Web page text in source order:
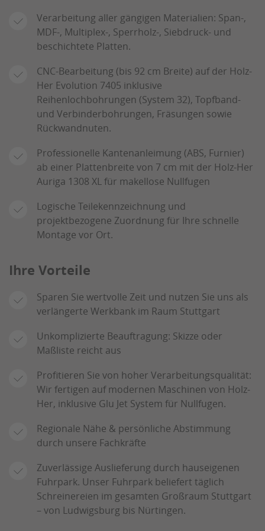
Verarbeitung aller gängigen Materialien: Span-,
MDF-, Multiplex-, Sperrholz-, Siebdruck- und
beschichtete Platten.
CNC-Bearbeitung (bis 92 cm Breite) auf der Holz-
Her Evolution 7405 inklusive
Reihenlochbohrungen (System 32), Topfband-
und Verbinderbohrungen, Fräsungen sowie
Rückwandnuten.
Professionelle Kantenanleimung (ABS, Furnier)
ab einer Plattenbreite von 7 cm mit der Holz-Her
Auriga 1308 XL für makellose Nullfugen
Logische Teilekennzeichnung und
projektbezogene Zuordnung für Ihre schnelle
Montage vor Ort.
Ihre Vorteile
Sparen Sie wertvolle Zeit und nutzen Sie uns als
verlängerte Werkbank im Raum Stuttgart
Unkomplizierte Beauftragung: Skizze oder
Maßliste reicht aus
Profitieren Sie von hoher Verarbeitungsqualität:
Wir fertigen auf modernen Maschinen von Holz-
Her, inklusive Glu Jet System für Nullfugen.
Regionale Nähe & persönliche Abstimmung
durch unsere Fachkräfte
Zuverlässige Auslieferung durch hauseigenen
Fuhrpark. Unser Fuhrpark beliefert täglich
Schreinereien im gesamten Großraum Stuttgart
– von Ludwigsburg bis Nürtingen.